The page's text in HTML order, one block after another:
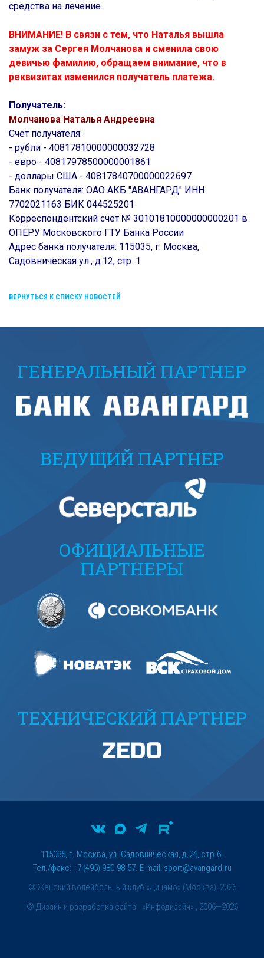
средства на лечение.
ВНИМАНИЕ! В связи с тем, что Наталья вышла
замуж за Сергея Молчанова и сменила свою
девичью фамилию, обращаем внимание, что в
реквизитах изменился получатель платежа.
Получатель:
Молчанова Наталья Андреевна
Счет получателя:
- рубли - 40817810000000032728
- евро - 40817978500000001861
- доллары США - 40817840700000022697
Банк получателя: ОАО АКБ "АВАНГАРД" ИНН
7702021163 БИК 044525201
Корреспондентский счет № 30101810000000000201 в
ОПЕРУ Московского ГТУ Банка России
Адрес банка получателя: 115035, г. Москва,
Садовническая ул., д.12, стр. 1
ВЕРНУТЬСЯ К СПИСКУ НОВОСТЕЙ
ГЕНЕРАЛЬНЫЙ ПАРТНЕР
ВЕДУЩИЙ ПАРТНЕР
ОФИЦИАЛЬНЫЕ
ПАРТНЕРЫ
ТЕХНИЧЕСКИЙ ПАРТНЕР
© Женский волейбольный клуб «Динамо» (Москва), 2026
115035, г. Москва, ул. Садовническая, д.24, стр.6.
Тел./факс: +7 (495) 980-98-57. E-mail: sport@avangard.ru
© Дизайн и разработка сайта - «Инфодизайн» , 2006—2026